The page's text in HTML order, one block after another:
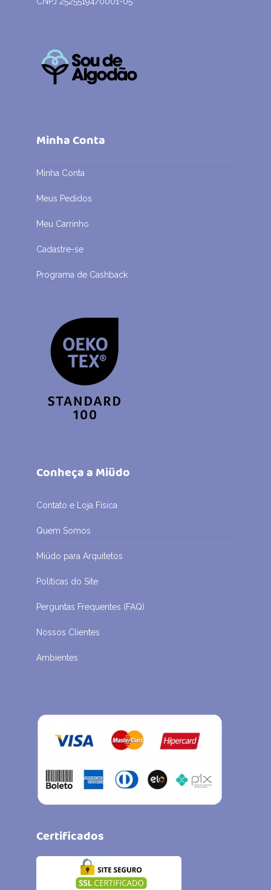
Minha Conta
Minha Conta
Meus Pedidos
Meu Carrinho
Cadastre-se
Programa de Cashback
Conheça a Miüdo
Contato e Loja Física
Quem Somos
Miüdo para Arquitetos
Políticas do Site
Perguntas Frequentes (FAQ)
Nossos Clientes
Ambientes
Certificados